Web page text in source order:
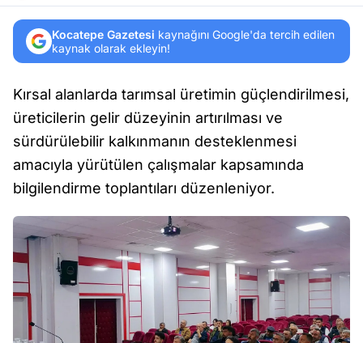
Kocatepe Gazetesi kaynağını Google'da tercih edilen
kaynak olarak ekleyin!
Kırsal alanlarda tarımsal üretimin güçlendirilmesi,
üreticilerin gelir düzeyinin artırılması ve
sürdürülebilir kalkınmanın desteklenmesi
amacıyla yürütülen çalışmalar kapsamında
bilgilendirme toplantıları düzenleniyor.